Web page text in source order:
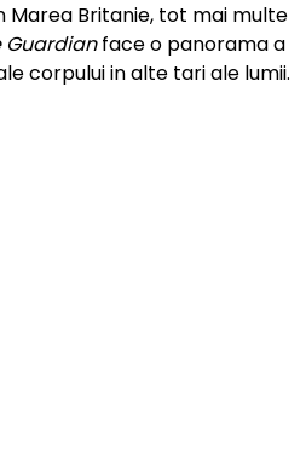
Marea Britanie, tot mai multe
Guardianface o panorama a
corpului in alte tari ale lumii.